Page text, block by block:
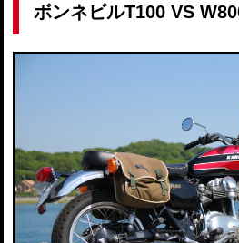
ボンネビルT100 VS